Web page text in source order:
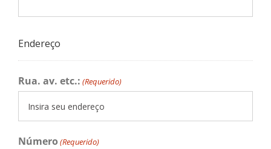
Endereço
Rua. av. etc.: (Requerido)
Número (Requerido)